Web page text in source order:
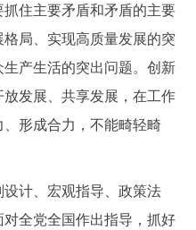
住主要矛盾和矛盾的主要
局、实现高质量发展的突
产生活的突出问题。创新
发展、共享发展，在工作
形成合力，不能畸轻畸
计、宏观指导、政策法
全党全国作出指导，抓好